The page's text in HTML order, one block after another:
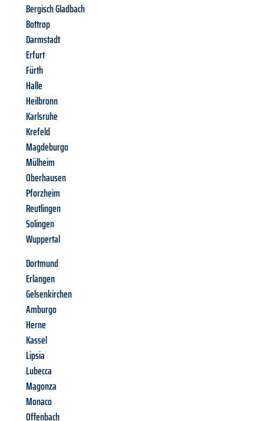
Bergisch Gladbach
Bottrop
Darmstadt
Erfurt
Fürth
Halle
Heilbronn
Karlsruhe
Krefeld
Magdeburgo
Mülheim
Oberhausen
Pforzheim
Reutlingen
Solingen
Wuppertal
Dortmund
Erlangen
Gelsenkirchen
Amburgo
Herne
Kassel
Lipsia
Lubecca
Magonza
Monaco
Offenbach